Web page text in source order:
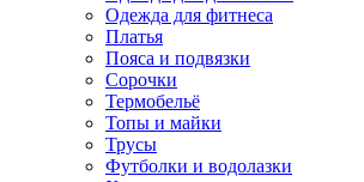
Одежда для фитнеса
Платья
Пояса и подвязки
Сорочки
Термобельё
Топы и майки
Трусы
Футболки и водолазки